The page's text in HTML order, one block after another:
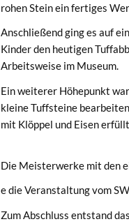
rohen Stein ein fertiges
Anschließend ging es auf
Kinder den heutigen
Arbeitsweise im Museum.
Ein weiterer Höhepunkt
kleine Tuffsteine
mit Klöppel und Eisen
Die Meisterwerke mit den
e die Veranstaltung vom
Zum Abschluss entstand